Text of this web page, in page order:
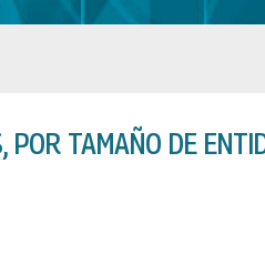
POR TAMAÑO DE